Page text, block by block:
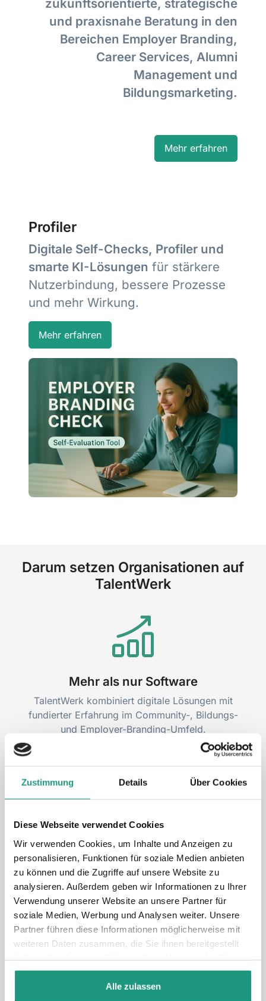
Zustimmung Details Über Cookies
Diese Webseite verwendet Cookies
Wir verwenden Cookies, um Inhalte und Anzeigen zu
personalisieren, Funktionen für soziale Medien anbieten
zu können und die Zugriffe auf unsere Website zu
analysieren. Außerdem geben wir Informationen zu Ihrer
Verwendung unserer Website an unsere Partner für
soziale Medien, Werbung und Analysen weiter. Unsere
Partner führen diese Informationen möglicherweise mit
weiteren Daten zusammen, die Sie ihnen bereitgestellt
gesammelt haben.
Alle zulassen
zukunftsorientierte, strategische
und praxisnahe Beratung in den
Bereichen Employer Branding,
Career Services, Alumni
Management und
Bildungsmarketing.
Mehr erfahren
Profiler
Digitale Self-Checks, Profiler und
smarte KI-Lösungen für stärkere
Nutzerbindung, bessere Prozesse
und mehr Wirkung.
Mehr erfahren
Darum setzen Organisationen auf
TalentWerk
Mehr als nur Software
TalentWerk kombiniert digitale Lösungen mit
fundierter Erfahrung im Community-, Bildungs-
und Employer-Branding-Umfeld.
Fokus auf den Schweizer und DACH-nahen
Markt, mit hohem Qualitätsanspruch, Nähe zum
Kunden und professioneller Umsetzung.
Strategie & Umsetzung